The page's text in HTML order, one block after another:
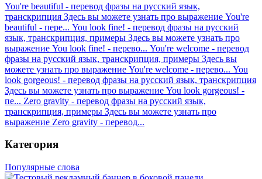
You're beautiful - перевод фразы на русский язык,
транскрипция Здесь вы можете узнать про выражение You're
beautiful - пере... You look fine! - перевод фразы на русский
язык, транскрипция, примеры Здесь вы можете узнать про
выражение You look fine! - перево... You're welcome - перевод
фразы на русский язык, транскрипция, примеры Здесь вы
можете узнать про выражение You're welcome - перево... You
look gorgeous! - перевод фразы на русский язык, транскрипция
Здесь вы можете узнать про выражение You look gorgeous! -
пе... Zero gravity - перевод фразы на русский язык,
транскрипция, примеры Здесь вы можете узнать про
выражение Zero gravity - перевод...
Категория
Популярные слова